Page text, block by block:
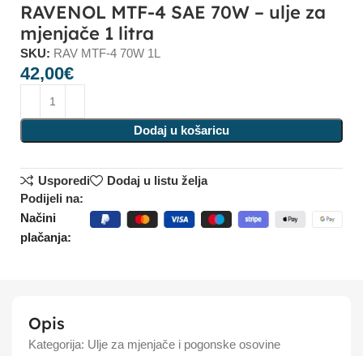
RAVENOL MTF-4 SAE 70W – ulje za
mjenjače 1 litra
SKU: RAV MTF-4 70W 1L
42,00€
Dodaj u košaricu
Usporedi
Dodaj u listu želja
Podijeli na:
Načini
plačanja:
Opis
Kategorija: Ulje za mjenjače i pogonske osovine